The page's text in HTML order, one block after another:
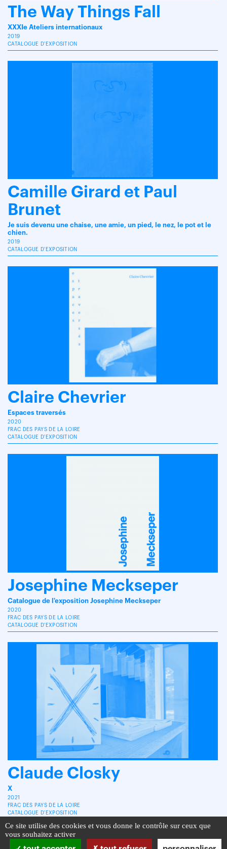
The Way Things Fall
XXXIe Ateliers internationaux
2019
CATALOGUE D'EXPOSITION
Camille Girard et Paul
Brunet
Je suis devenu une chaise, une amie, un pied, le nez, le pot et le
chien.
2019
CATALOGUE D'EXPOSITION
Claire Chevrier
Espaces traversés
2020
FRAC DES PAYS DE LA LOIRE
CATALOGUE D'EXPOSITION
Josephine Meckseper
Catalogue de l'exposition Josephine Meckseper
2020
FRAC DES PAYS DE LA LOIRE
CATALOGUE D'EXPOSITION
Claude Closky
X
2021
FRAC DES PAYS DE LA LOIRE
CATALOGUE D'EXPOSITION
Ce site utilise des cookies et vous donne le contrôle sur ceux que
vous souhaitez activer